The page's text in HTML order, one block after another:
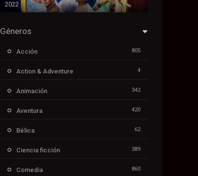
2022
Géneros
Acción 805
Action & Adventure 4
Animación 342
Aventura 420
Bélica 62
Ciencia ficción 389
Comedia 860